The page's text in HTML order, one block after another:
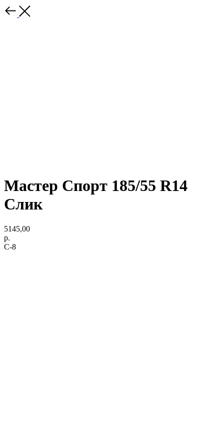
Мастер Спорт 185/55 R14
Слик
5145,00
р.
C-8